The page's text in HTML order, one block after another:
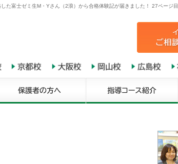
た富士ゼミ生M・Yさん（2浪）から合格体験記が届きました！ 27ページ目